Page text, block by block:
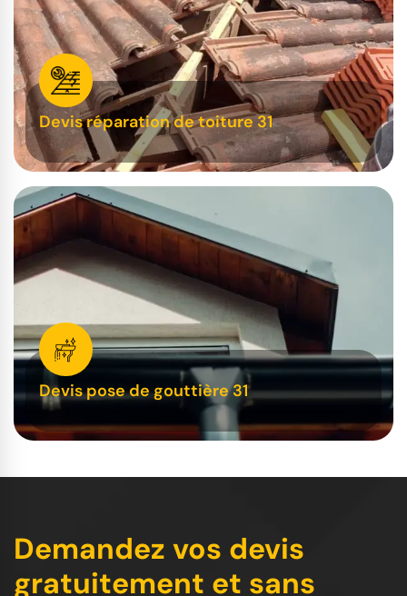
Devis réparation de toiture 31
Devis pose de gouttière 31
Demandez vos devis
gratuitement et sans